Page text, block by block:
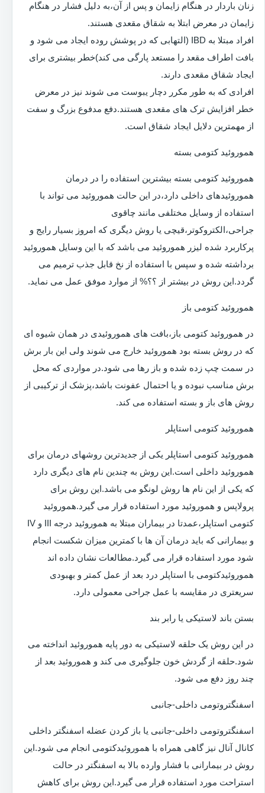
زنان باردار در هنگام زایمان و پس از آن،به دلیل فشار در هنگام
زایمان در معرض ابتلا به شقاق مقعدی هستند.
افراد مبتلا به IBD (التهابی که در پوشش روده ایجاد می شود و
بافت اطراف مقعد را مستعد پارگی می کند)خطر بیشتری برای
ایجاد شقاق مقعدی دارند.
افرادی که به طور مکرر دچار یبوست می شوند نیز در معرض
خطر افزایش ترک های مقعدی هستند.دفع مدفوع بزرگ و سفت
از مهمترین دلایل ایجاد شقاق است.
هموروئید کتومی بسته
هموروئید کتومی بسته بیشترین استفاده را در درمان
هموروئیدهای داخلی دارد،در این حالت هموروئید می تواند با
استفاده از وسایل مختلفی مانند چاقوی
جراحی،الکتروکوتر،قیچی یا روش دیگری که امروز بسیار رایج و
پرکاربرد شده لیزر هموروئید می باشد که با این وسایل هموروئید
برداشته شده و سپس با استفاده از نخ قابل جذب ترمیم می
گردد.این روش در بیشتر از ؟؟% از موارد موفق عمل می نماید.
هموروئید کتومی باز
در هموروئید کتومی باز،بافت های هموروئیدی در همان شیوه ای
که در روش بسته بود هموروئید خارج می شوند ولی این بار برش
در سمت چپ زده شده و باز رها می شود.در مواردی که محل
برش مناسب نبوده و یا احتمال عفونت باشد،پزشک از ترکیبی از
روش های باز و بسته استفاده می کند.
هموروئید کتومی استاپلر
هموروئید کتومی استاپلر یکی از جدیدترین روشهای درمان برای
هموروئید داخلی است.این روش به چندین نام های دیگری دارد
که یکی از این نام ها روش لونگو می باشد.این روش برای
پرولاپس و هموروئید مورد استفاده قرار می گیرد.هموروئید
کتومی استاپلر،عمدتا در بیماران مبتلا به هموروئید درجه III و IV
و بیمارانی که باید درمان آن ها با کمترین میزان شکست انجام
شود مورد استفاده قرار می گیرد.مطالعات نشان داده اند
هموروئیدکتومی با استاپلر درد بعد از عمل کمتر و بهبودی
سریعتری در مقایسه با عمل جراحی معمولی دارد.
بستن باند لاستیکی یا رابر بند
در این روش یک حلقه لاستیکی به دور پایه هموروئید انداخته می
شود.حلقه از گردش خون جلوگیری می کند و هموروئید بعد از
چند روز دفع می شود.
اسفنگتروتومی داخلی-جانبی
اسفنگتروتومی داخلی-جانبی یا باز کردن عضله اسفنگتر داخلی
کانال آنال نیز گاهی همراه با هموروئیدکتومی انجام می شود.این
روش در بیمارانی با فشار وارده بالا به اسفنگتر در حالت
استراحت مورد استفاده قرار می گیرد.این روش برای کاهش